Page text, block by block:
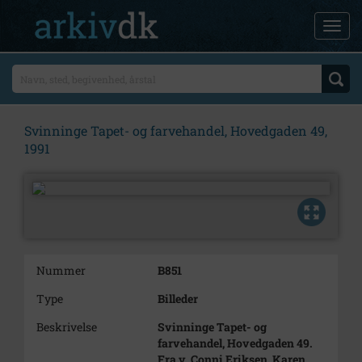
Svinninge Tapet- og farvehandel, Hovedgaden 49,
1991
Nummer
B851
Type
Billeder
Beskrivelse
Svinninge Tapet- og
farvehandel, Hovedgaden 49.